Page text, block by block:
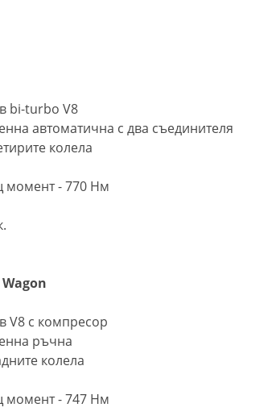
bi-turbo V8
автоматична с два съединителя
колела
момент - 770 Нм
V8 с компресор
ръчна
колела
момент - 747 Нм